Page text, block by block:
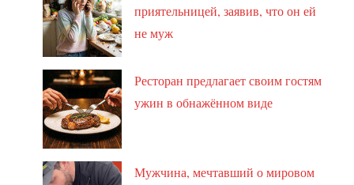
приятельницей, заявив, что он ей
не муж
Ресторан предлагает своим гостям
ужин в обнажённом виде
Мужчина, мечтавший о мировом